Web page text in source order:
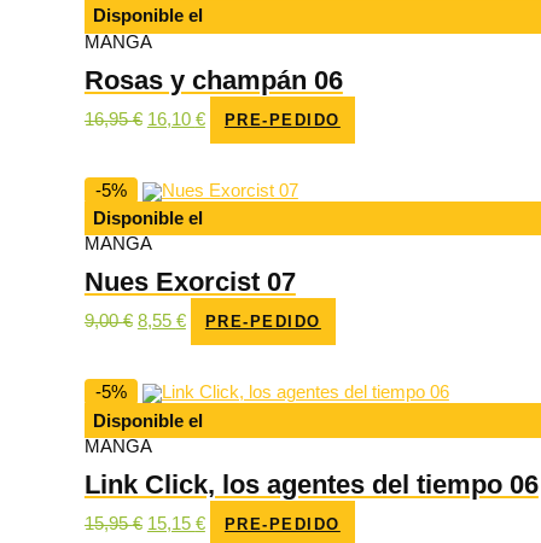
Disponible el
MANGA
Rosas y champán 06
16,95€ El
16,95 €.
16,10 €El
16,10 €.
PRE-PEDIDO
-5%
Disponible el
MANGA
Nues Exorcist 07
9,00€ El
9,00 €.
8,55 €El
8,55 €.
PRE-PEDIDO
-5%
Disponible el
MANGA
Link Click, los agentes del tiempo 06
15,95€ El
15,15 €El
PRE-PEDIDO